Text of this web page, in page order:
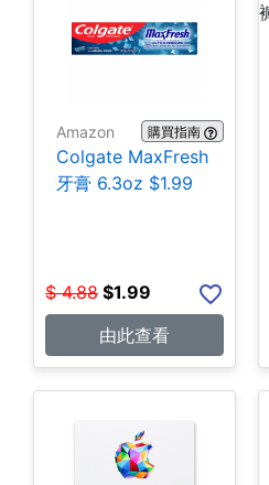
Amazon 購買指南
Colgate MaxFresh
牙膏 6.3oz $1.99
$ 4.88 $1.99
由此查看